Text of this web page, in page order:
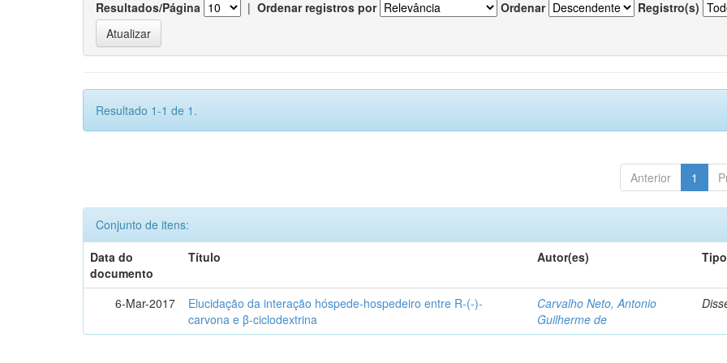
Resultados/Página | Ordenar registros por Ordenar Registro(s)
Resultado 1-1 de 1.
Anterior 1
Conjunto de itens:
Data do
documento
Título Autor(es) Tipo
6-Mar-2017
Elucidação da interação hóspede-hospedeiro entre R-(-)-
carvona e β-ciclodextrina
Carvalho Neto, Antonio
Guilherme de